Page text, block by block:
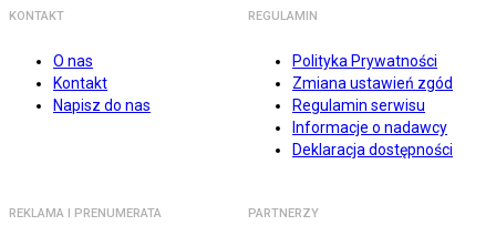
KONTAKT
O nas
Kontakt
Napisz do nas
REGULAMIN
Polityka Prywatności
Zmiana ustawień zgód
Regulamin serwisu
Informacje o nadawcy
Deklaracja dostępności
REKLAMA I PRENUMERATA PARTNERZY